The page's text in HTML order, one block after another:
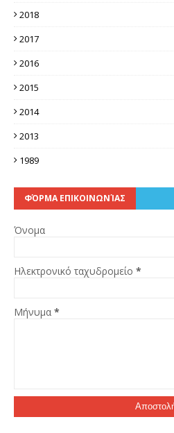
2018
2017
2016
2015
2014
2013
1989
ΦΌΡΜΑ ΕΠΙΚΟΙΝΩΝΊΑΣ
Όνομα
Ηλεκτρονικό ταχυδρομείο *
Μήνυμα *